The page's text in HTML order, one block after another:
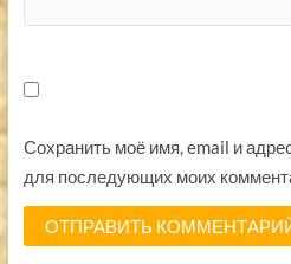
Сохранить моё имя, email и
для последующих моих